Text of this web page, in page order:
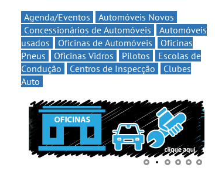
Agenda/Eventos
Automóveis Novos
Concessionários de Automóveis
Automóveis
usados
Oficinas de Automóveis
Oficinas
Pneus
Oficinas Vidros Pilotos
Escolas de
Condução
Centros de Inspecção
Clubes
Auto